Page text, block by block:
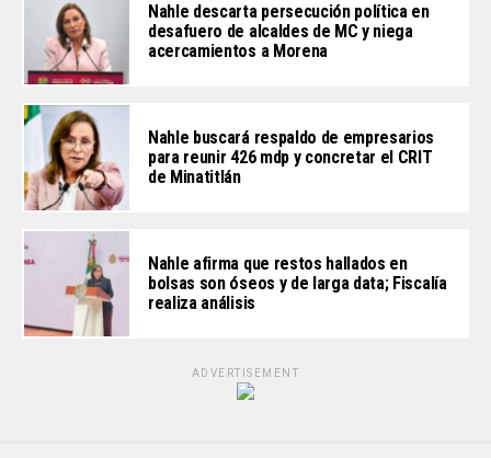
Nahle descarta persecución política en
desafuero de alcaldes de MC y niega
acercamientos a Morena
Nahle buscará respaldo de empresarios
para reunir 426 mdp y concretar el CRIT
de Minatitlán
Nahle afirma que restos hallados en
bolsas son óseos y de larga data; Fiscalía
realiza análisis
ADVERTISEMENT